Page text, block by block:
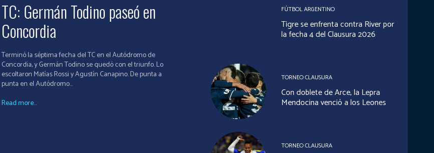
TC: Germán Todino paseó en
Concordia
Terminó la séptima fecha del TC en el Autódromo de
Concordia, y Germán Todino se quedó con el triunfo. Lo
escoltaron Matías Rossi y Agustín Canapino. De punta a
punta en el Autódromo...
Read more...
FÚTBOL ARGENTINO
Tigre se enfrenta contra River por
la fecha 4 del Clausura 2026
TORNEO CLAUSURA
Con doblete de Arce, la Lepra
Mendocina venció a los Leones
TORNEO CLAUSURA